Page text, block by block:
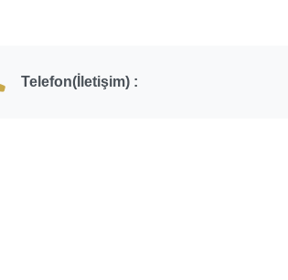
Telefon(İletişim) :